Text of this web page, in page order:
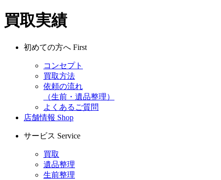
買取実績
初めての方へ First
コンセプト
買取方法
依頼の流れ
（生前・遺品整理）
よくあるご質問
店舗情報 Shop
サービス Service
買取
遺品整理
生前整理